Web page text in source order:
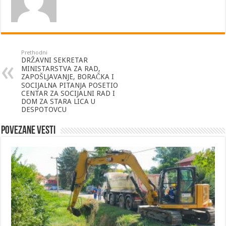
Prethodni
DRŽAVNI SEKRETAR
MINISTARSTVA ZA RAD,
ZAPOŠLJAVANJE, BORAČKA I
SOCIJALNA PITANJA POSETIO
CENTAR ZA SOCIJALNI RAD I
DOM ZA STARA LICA U
DESPOTOVCU
Povezane vesti